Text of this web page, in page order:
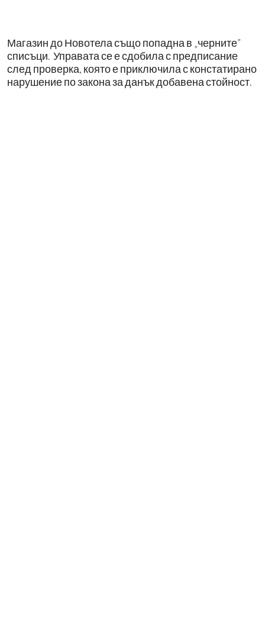
Магазин до Новотела също попадна в „черните”
списъци. Управата се е сдобила с предписание
след проверка, която е приключила с констатирано
нарушение по закона за данък добавена стойност.